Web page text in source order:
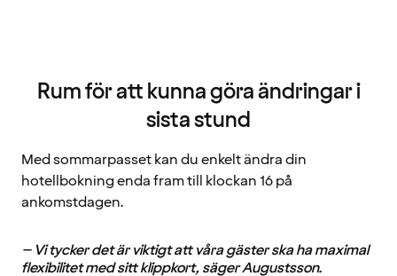
Rum för att kunna göra ändringar i
sista stund
Med sommarpasset kan du enkelt ändra din
hotellbokning enda fram till klockan 16 på
ankomstdagen.
– Vi tycker det är viktigt att våra gäster ska ha maximal
flexibilitet med sitt klippkort, säger Augustsson.